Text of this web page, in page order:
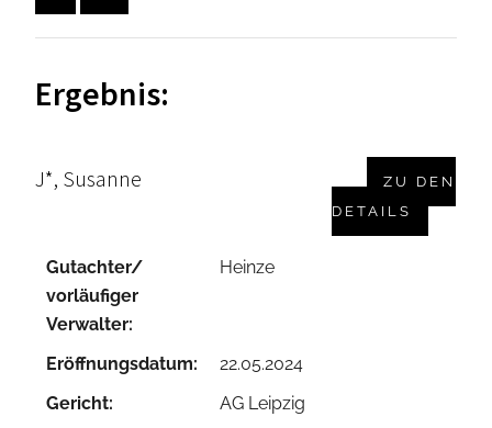
Ergebnis:
J*, Susanne
ZU DEN
DETAILS
Gutachter/
vorläufiger
Verwalter:
Heinze
Eröffnungsdatum:
22.05.2024
Gericht:
AG Leipzig